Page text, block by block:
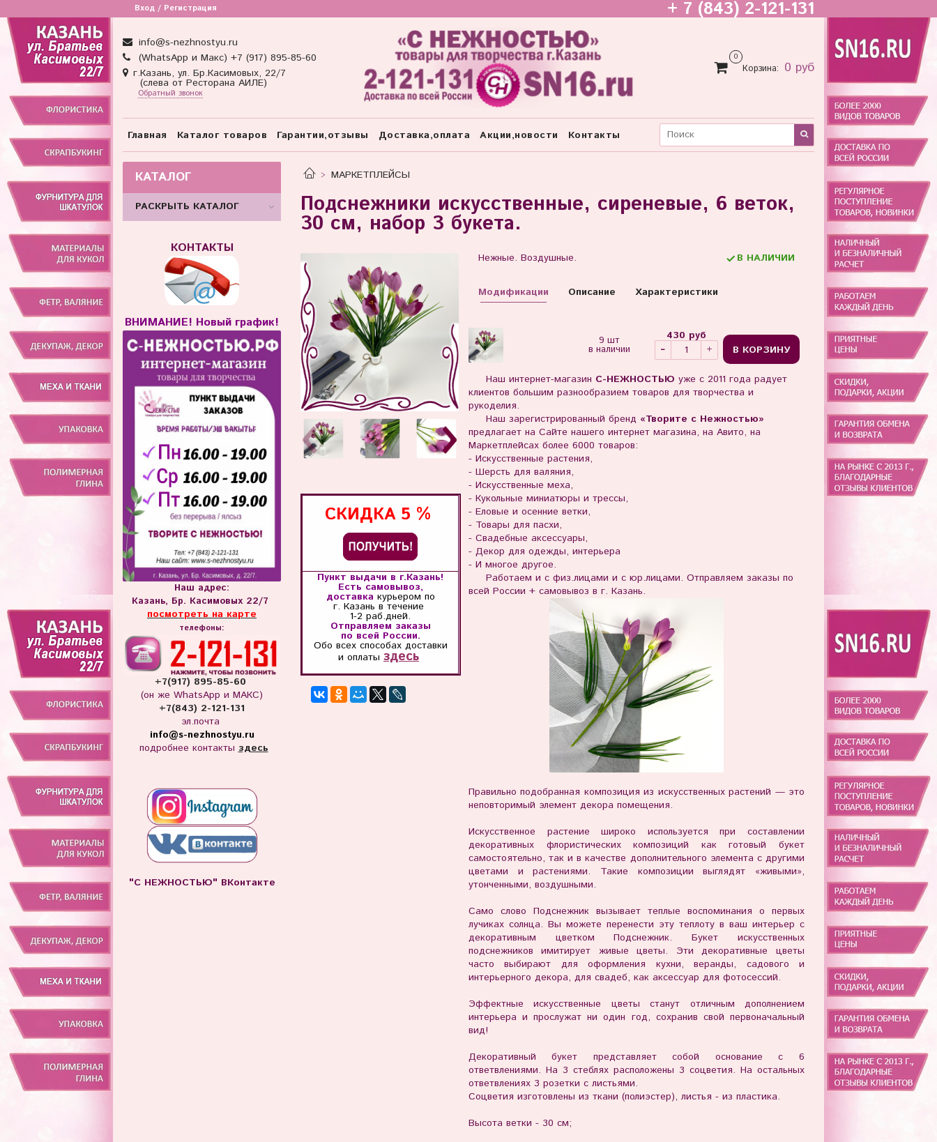
Вход / Регистрация + 7 (843) 2-121-131
info@s-nezhnostyu.ru
(WhatsApp и Макс) +7 (917) 895-85-60
г.Казань, ул. Бр.Касимовых, 22/7
(слева от Ресторана АИЛЕ)
Обратный звонок
0
Корзина: 0 руб
Главная Каталог товаров Гарантии,отзывы Доставка,оплата Акции,новости Контакты
МАРКЕТПЛЕЙСЫ
Подснежники искусственные, сиреневые, 6 веток,
30 см, набор 3 букета.
СКИДКА 5 %
Пункт выдачи в г.Казань!
Есть самовывоз,
доставка курьером по
г. Казань в течение
1-2 раб.дней.
Отправляем заказы
по всей России.
Обо всех способах доставки
и оплаты здесь
Нежные. Воздушные. В НАЛИЧИИ
Модификации
9 шт
в наличии
430 руб
В КОРЗИНУ
Наш интернет-магазин С-НЕЖНОСТЬЮ уже с 2011 года радует
клиентов большим разнообразием товаров для творчества и
рукоделия.
Наш зарегистрированный бренд «Творите с Нежностью»
предлагает на Сайте нашего интернет магазина, на Авито, на
Маркетплейсах более 6000 товаров:
- Искусственные растения,
- Шерсть для валяния,
- Искусственные меха,
- Кукольные миниатюры и трессы,
- Еловые и осенние ветки,
- Товары для пасхи,
- Свадебные аксессуары,
- Декор для одежды, интерьера
- И многое другое.
Работаем и с физ.лицами и с юр.лицами. Отправляем заказы по
всей России + самовывоз в г. Казань.
Правильно подобранная композиция из искусственных растений — это
неповторимый элемент декора помещения.
Искусственное растение широко используется при составлении
декоративных флористических композиций как готовый букет
самостоятельно, так и в качестве дополнительного элемента с другими
цветами и растениями. Такие композиции выглядят «живыми»,
утонченными, воздушными.
Само слово Подснежник вызывает теплые воспоминания о первых
лучиках солнца. Вы можете перенести эту теплоту в ваш интерьер с
декоративным цветком Подснежник. Букет искусственных
подснежников имитирует живые цветы. Эти декоративные цветы
часто выбирают для оформления кухни, веранды, садового и
интерьерного декора, для свадеб, как аксессуар для фотосессий.
Эффектные искусственные цветы станут отличным дополнением
интерьера и прослужат ни один год, сохранив свой первоначальный
вид!
Декоративный букет представляет собой основание с 6
ответвлениями. На 3 стеблях расположены 3 соцветия. На остальных
ответвлениях 3 розетки с листьями.
Соцветия изготовлены из ткани (полиэстер), листья - из пластика.
Высота ветки - 30 см;
Описание Характеристики
КАТАЛОГ
РАСКРЫТЬ КАТАЛОГ
КОНТАКТЫ
ВНИМАНИЕ! Новый график!
Наш адрес:
Казань, Бр. Касимовых 22/7
посмотреть на карте
телефоны:
+7(917) 895-85-60
(он же WhatsApp и МАКС)
+7(843) 2-121-131
эл.почта
info@s-nezhnostyu.ru
подробнее контакты здесь
"С НЕЖНОСТЬЮ" ВКонтакте